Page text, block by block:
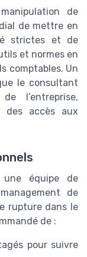
de
de mettre en
strictes et de
et normes en
comptables. Un
le consultant
l’entreprise,
des accès aux
une équipe de
de
rupture dans le
de :
pour suivre